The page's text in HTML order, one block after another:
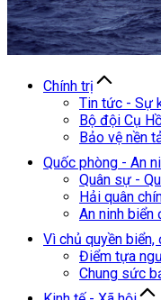
Chính trị
Tin tức - Sự
Bộ đội Cụ
Bảo vệ nền
Quốc phòng - An
Quân sự -
Hải quân
An ninh biển
Vì chủ quyền biển,
Điểm tựa
Chung sức